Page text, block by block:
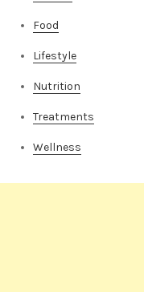
Food
Lifestyle
Nutrition
Treatments
Wellness